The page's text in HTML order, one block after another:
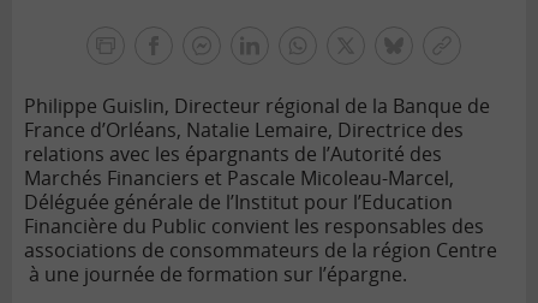
lien
Philippe Guislin, Directeur régional de la Banque de
France d’Orléans, Natalie Lemaire, Directrice des
relations avec les épargnants de l’Autorité des
Marchés Financiers et Pascale Micoleau-Marcel,
Déléguée générale de l’Institut pour l’Education
Financière du Public convient les responsables des
associations de consommateurs de la région Centre
à une journée de formation sur l’épargne.